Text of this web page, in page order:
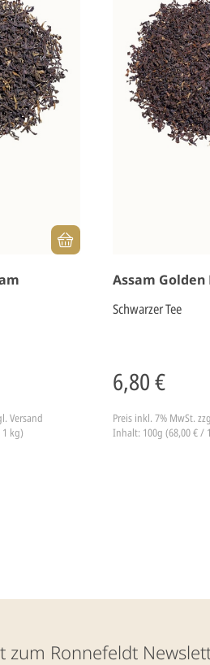
Versand
kg)
Assam
Schwarzer Tee
6,80 €
Preis inkl. 7% MwSt.
Inhalt: 100g (68,00 € /
zum Ronnefeldt